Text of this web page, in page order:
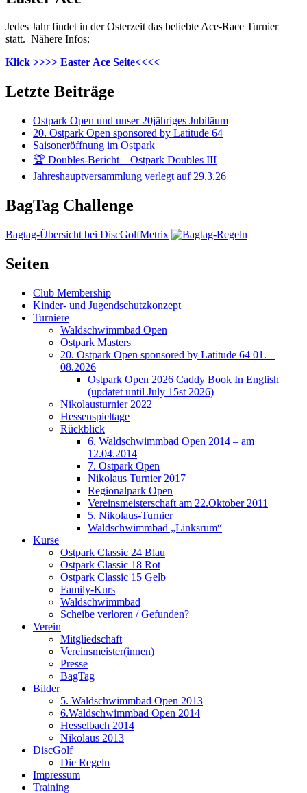
Jedes Jahr findet in der Osterzeit das beliebte Ace-Race Turnier
statt. Nähere Infos:
Klick >>>> Easter Ace Seite<<<<
Letzte Beiträge
Ostpark Open und unser 20jähriges Jubiläum
20. Ostpark Open sponsored by Latitude 64
Saisoneröffnung im Ostpark
🏆 Doubles-Bericht – Ostpark Doubles III
Jahreshauptversammlung verlegt auf 29.3.26
BagTag Challenge
Bagtag-Übersicht bei DiscGolfMetrix
Seiten
Club Membership
Kinder- und Jugendschutzkonzept
Turniere
Waldschwimmbad Open
Ostpark Masters
20. Ostpark Open sponsored by Latitude 64 01. –
08.2026
Ostpark Open 2026 Caddy Book In English
(updatet until July 15st 2026)
Nikolausturnier 2022
Hessenspieltage
Rückblick
6. Waldschwimmbad Open 2014 – am
12.04.2014
7. Ostpark Open
Nikolaus Turnier 2017
Regionalpark Open
Vereinsmeisterschaft am 22.Oktober 2011
5. Nikolaus-Turnier
Waldschwimmbad „Linksrum“
Kurse
Ostpark Classic 24 Blau
Ostpark Classic 18 Rot
Ostpark Classic 15 Gelb
Family-Kurs
Waldschwimmbad
Scheibe verloren / Gefunden?
Verein
Mitgliedschaft
Vereinsmeister(innen)
Presse
BagTag
Bilder
5. Waldschwimmbad Open 2013
6.Waldschwimmbad Open 2014
Hesselbach 2014
Nikolaus 2013
DiscGolf
Die Regeln
Impressum
Training